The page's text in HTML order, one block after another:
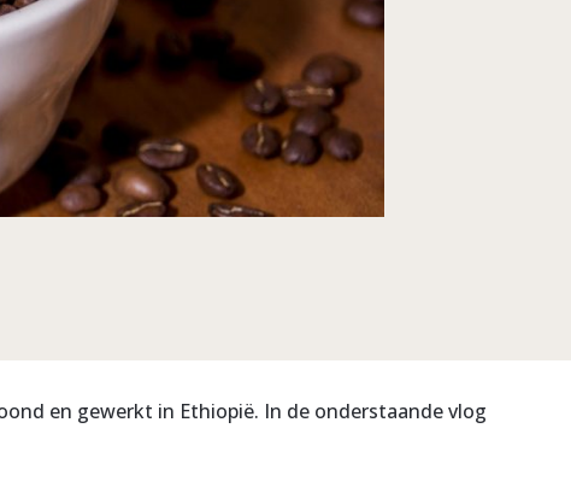
en gewerkt in Ethiopië. In de onderstaande vlog